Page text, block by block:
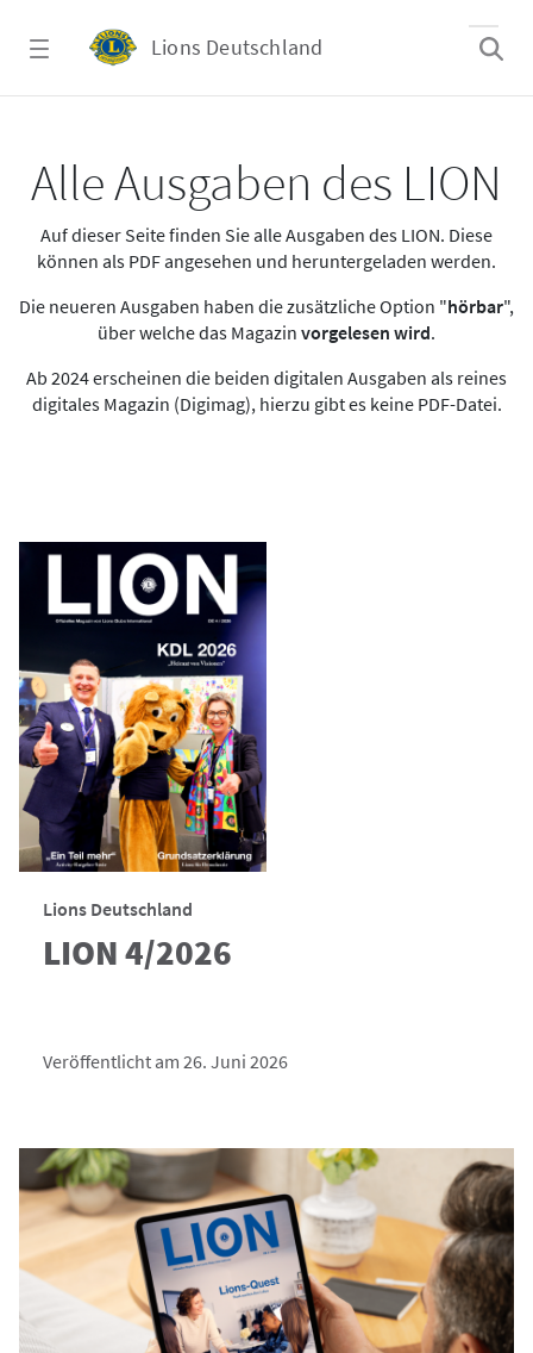
Lions Deutschland
Alle Ausgaben des LION
Auf dieser Seite finden Sie alle Ausgaben des LION. Diese
können als PDF angesehen und heruntergeladen werden.
Die neueren Ausgaben haben die zusätzliche Option "hörbar",
über welche das Magazin vorgelesen wird.
Ab 2024 erscheinen die beiden digitalen Ausgaben als reines
digitales Magazin (Digimag), hierzu gibt es keine PDF-Datei.
Lions Deutschland
LION 4/2026
Veröffentlicht am 26. Juni 2026